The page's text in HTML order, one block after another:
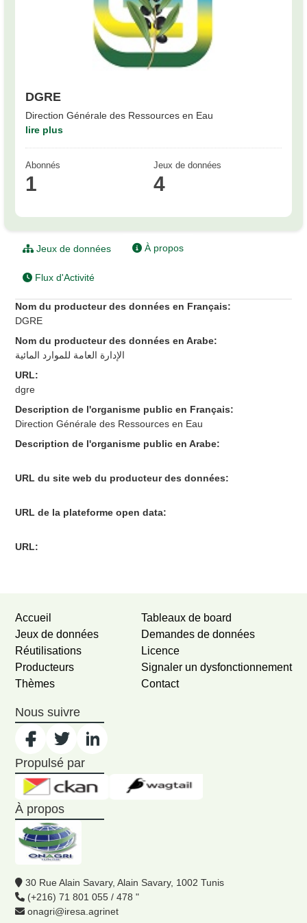
DGRE
Direction Générale des Ressources en Eau
lire plus
Abonnés
1
Jeux de données
4
Jeux de données À propos
Flux d'Activité
Nom du producteur des données en Français:
DGRE
Nom du producteur des données en Arabe:
الإدارة العامة للموارد المائية
URL:
dgre
Description de l'organisme public en Français:
Direction Générale des Ressources en Eau
Description de l'organisme public en Arabe:
URL du site web du producteur des données:
URL de la plateforme open data:
URL:
Accueil
Jeux de données
Réutilisations
Producteurs
Thèmes
Tableaux de board
Demandes de données
Licence
Signaler un dysfonctionnement
Contact
Nous suivre
Propulsé par
À propos
30 Rue Alain Savary, Alain Savary, 1002 Tunis
(+216) 71 801 055 / 478 "
onagri@iresa.agrinet